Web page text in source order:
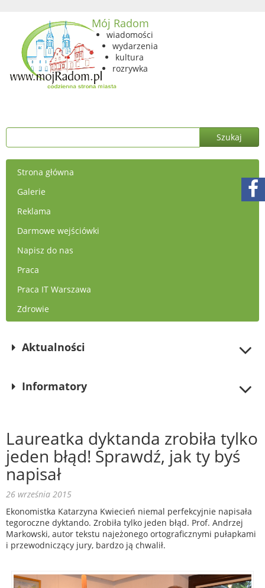
Mój Radom
wiadomości
wydarzenia
kultura
rozrywka
Strona główna
Galerie
Reklama
Darmowe wejściówki
Napisz do nas
Praca
Praca IT Warszawa
Zdrowie
Aktualności
Informatory
Laureatka dyktanda zrobiła tylko
jeden błąd! Sprawdź, jak ty byś
napisał
26 września 2015
Ekonomistka Katarzyna Kwiecień niemal perfekcyjnie napisała
tegoroczne dyktando. Zrobiła tylko jeden błąd. Prof. Andrzej
Markowski, autor tekstu najeżonego ortograficznymi pułapkami
i przewodniczący jury, bardzo ją chwalił.